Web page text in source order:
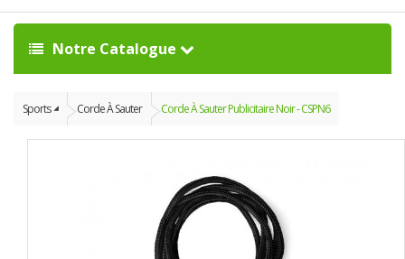
Notre Catalogue
Sports Corde À Sauter Corde À Sauter Publicitaire Noir - CSPN6